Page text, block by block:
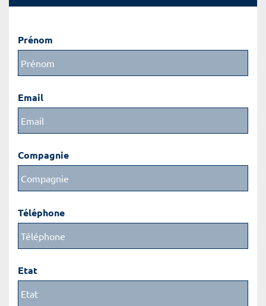
Prénom
Email
Compagnie
Téléphone
Etat